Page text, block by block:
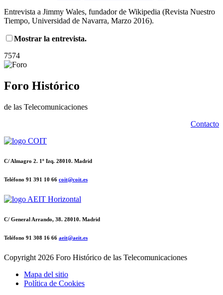
Entrevista a Jimmy Wales, fundador de Wikipedia (Revista Nuestro
Tiempo, Universidad de Navarra, Marzo 2016).
Mostrar la entrevista.
7574
Foro Histórico
de las Telecomunicaciones
Contacto
C/ Almagro 2. 1º Izq. 28010. Madrid
Teléfono 91 391 10 66 coit@coit.es
C/ General Arrando, 38. 28010. Madrid
Teléfono 91 308 16 66 aeit@aeit.es
Copyright 2026 Foro Histórico de las Telecomunicaciones
Mapa del sitio
Política de Cookies